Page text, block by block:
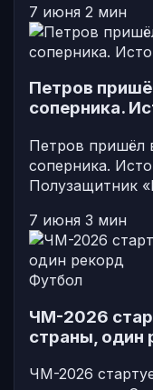
7 июня 2 мин
Петров
соперника.
Петров пришёл
соперника.
Полузащитник
7 июня 3 мин
Футбол
ЧМ-2026
страны, один
ЧМ-2026